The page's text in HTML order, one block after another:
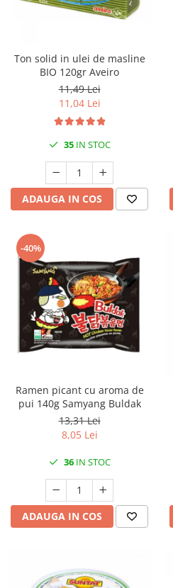
Ton solid in ulei de masline
BIO 120gr Aveiro
11,49 Lei
11,04 Lei
35IN STOC
ADAUGA IN COS
-40%
Ramen picant cu aroma de
pui 140g Samyang Buldak
13,31 Lei
8,05 Lei
36IN STOC
ADAUGA IN COS